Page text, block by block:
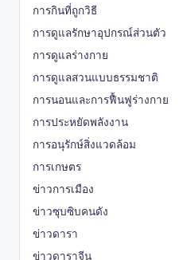
การกินที่ถูกวิธี
การดูแลรักษาอุปกรณ์ส่วนตัว
การดูแลร่างกาย
การดูแลสวนแบบธรรมชาติ
การนอนและการฟื้นฟูร่างกาย
การประหยัดพลังงาน
การอนุรักษ์สิ่งแวดล้อม
การเกษตร
ข่าวการเมือง
ข่าวซุบซิบคนดัง
ข่าวดารา
ข่าวดาราจีน